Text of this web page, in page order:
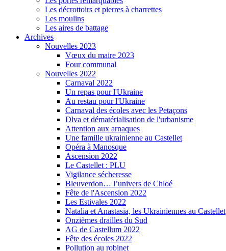
Les décrottoirs et pierres à charrettes
Les moulins
Les aires de battage
Archives
Nouvelles 2023
Vœux du maire 2023
Four communal
Nouvelles 2022
Carnaval 2022
Un repas pour l'Ukraine
Au restau pour l'Ukraine
Carnaval des écoles avec les Petaçons
Dlva et dématérialisation de l'urbanisme
Attention aux arnaques
Une famille ukrainienne au Castellet
Opéra à Manosque
Ascension 2022
Le Castellet : PLU
Vigilance sécheresse
Bleuverdon… l’univers de Chloé
Fête de l'Ascension 2022
Les Estivales 2022
Natalia et Anastasia, les Ukrainiennes au Castellet
Onzièmes drailles du Sud
AG de Castellum 2022
Fête des écoles 2022
Pollution au robinet